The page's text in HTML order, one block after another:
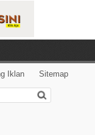
Iklan Sitemap